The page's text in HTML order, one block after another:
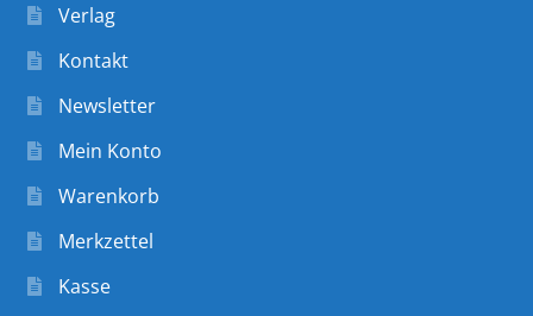
Verlag
Kontakt
Newsletter
Mein Konto
Warenkorb
Merkzettel
Kasse